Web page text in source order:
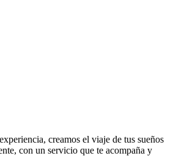
creamos el viaje de tus sueños
con un servicio que te acompaña y